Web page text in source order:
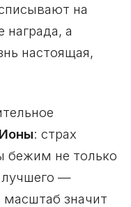
на
награда, а
настоящая,
: страх
бежим не только
лучшего —
масштаб значит